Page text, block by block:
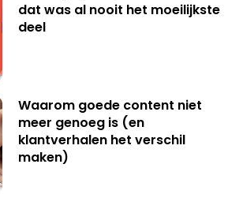
dat was al nooit het moeilijkste
deel
Waarom goede content niet
meer genoeg is (en
klantverhalen het verschil
maken)